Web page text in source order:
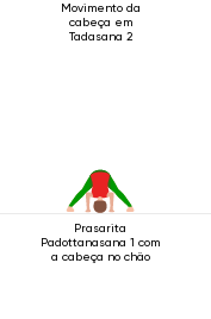
Movimento da
cabeça em
Tadasana 2
Prasarita
Padottanasana 1 com
a cabeça no chão